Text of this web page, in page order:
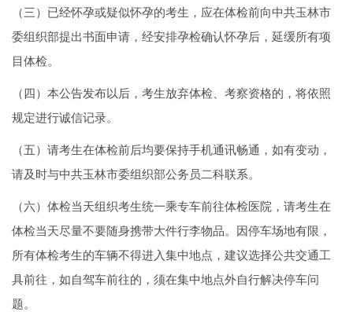
（三）已经怀孕或疑似怀孕的考生，应在体检前向中共玉林市
委组织部提出书面申请，经安排孕检确认怀孕后，延缓所有项
目体检。
（四）本公告发布以后，考生放弃体检、考察资格的，将依照
规定进行诚信记录。
（五）请考生在体检前后均要保持手机通讯畅通，如有变动，
请及时与中共玉林市委组织部公务员二科联系。
（六）体检当天组织考生统一乘专车前往体检医院，请考生在
体检当天尽量不要随身携带大件行李物品。因停车场地有限，
所有体检考生的车辆不得进入集中地点，建议选择公共交通工
具前往，如自驾车前往的，须在集中地点外自行解决停车问
题。